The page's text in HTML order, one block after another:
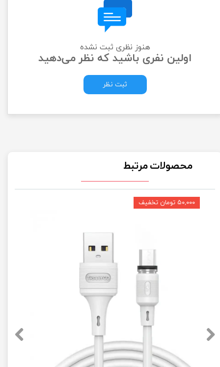
هنوز نظری ثبت نشده
اولین نفری باشید که نظر می‌دهید
ثبت نظر
محصولات مرتبط
۵۰,۰۰۰ تومان تخفیف